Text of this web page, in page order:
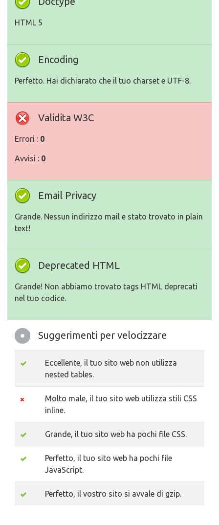
HTML 5
Encoding
Perfetto. Hai dichiarato che il tuo charset e UTF-8.
Validita W3C
Errori : 0
Avvisi : 0
Email Privacy
Grande. Nessun indirizzo mail e stato trovato in plain
text!
Deprecated HTML
Grande! Non abbiamo trovato tags HTML deprecati
nel tuo codice.
Suggerimenti per velocizzare
Eccellente, il tuo sito web non utilizza
nested tables.
Molto male, il tuo sito web utilizza stili CSS
inline.
Grande, il tuo sito web ha pochi file CSS.
Perfetto, il tuo sito web ha pochi file
JavaScript.
Perfetto, il vostro sito si avvale di gzip.